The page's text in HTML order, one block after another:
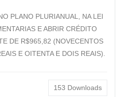
PLANO PLURIANUAL, NA LEI
E ABRIR CRÉDITO
DE R$965,82 (NOVECENTOS
E OITENTA E DOIS REAIS).
153 Downloads